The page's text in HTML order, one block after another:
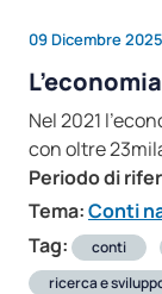
09 Dicembre 2025
Nel 2021
con oltre
Periodo di
Tema:Conti
Tag:
conti
ricerca e